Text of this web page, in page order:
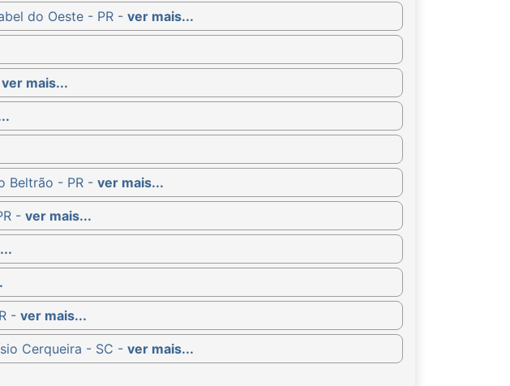
do Oeste - PR - ver mais...
ver mais...
Beltrão - PR - ver mais...
- ver mais...
- ver mais...
Cerqueira - SC - ver mais...